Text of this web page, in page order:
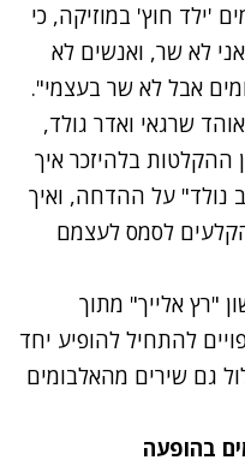
'ילד חוץ' במוזיקה, כי
לא שר, ואנשים לא
אבל לא שר בעצמי".
שרגאי ואדר גולד,
ההקלטות בלהיזכר איך
נולד" על ההדחה, ואיך
לסמס לעצמם
"רץ אלייך" מתוך
להתחיל להופיע יחד
גם שירים מהאלבומים
בהופעה